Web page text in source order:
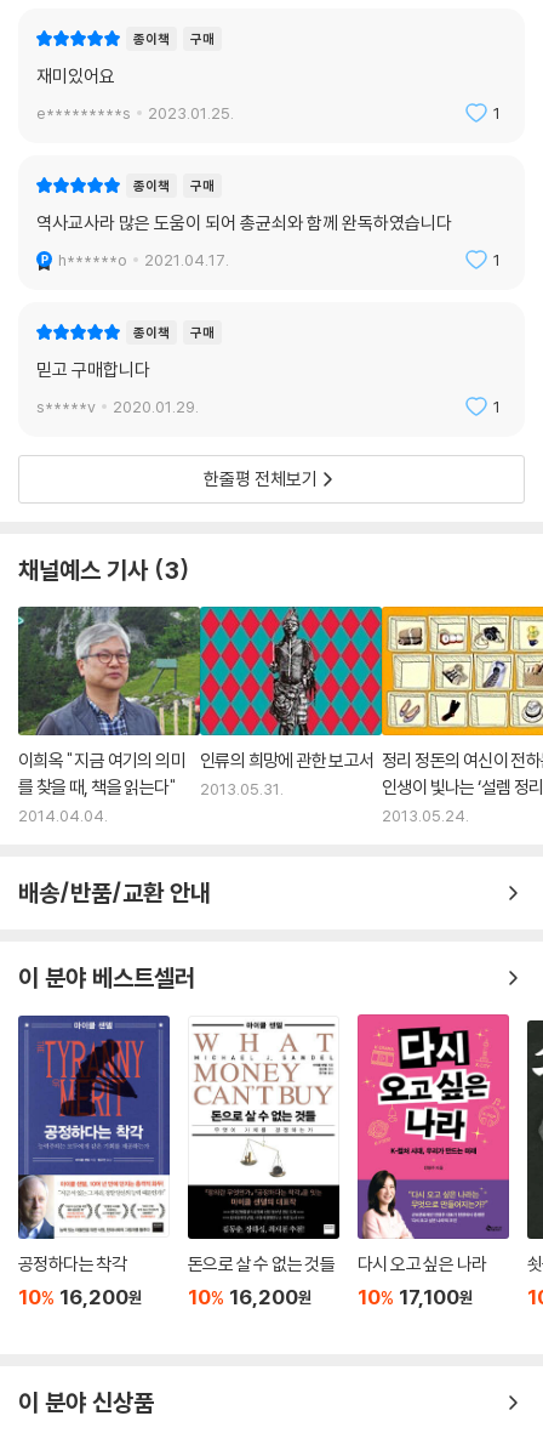
지어 죽이기도 한다. 반면에 서구화된 사회보다 노인에게 더 만족스럽게
생산적 삶을 제공하는 전통사회도 있다. 이런 차이의 뒤에는 환경적인 조
건, 노인의 효용성과 힘, 해당 사회의 가치관과 관습 등과 같은 요인들이 감
많은 사회가 현재의 우리보다 노인을 유효적절하게 활용하며, 노인들에게
더 나은 삶을 제공했다. 전통 사회의 교훈을 받아들이면 현재의 상황을 개
선할 수 있는 해결책을 틀림없이 찾아낼 수 있을 것이다. “내가 뉴기니에서
의 공경은 삶과 죽음의 문제가 된다.” - p.326
위험으로부터 우리를 지키기!
고 대처한다. 그들에게 사고는 임의적으로 혹은 운이 없어 일어나는 것만
은 아니다. 그렇다면 우리는 위험을 명확하게 인식하는 것일까? 우리는 대
위험을 잘못 평가하는 게 아닐까? 하지만 전통사회 사람들은 직접 경험을
통해서, 혹은 친척과 이웃에게 모든 정보를 얻기 때문에 우리보다 정확히
평가하는 것은 아닐까?“나는 뉴기니 사람들에게 많은 것을 배웠지만, 그
런 자세만큼 나에게 깊은 인상을 준 것은 없었다. 나는 이런 교훈을 받아들
여 미국의 삶에서 위험도는 낮지만 자주 반복되는 행위를 행할 때, 예컨대
자동차를 운전할 때, 샤워실에 서 있을 때, 전구를 교환하려고 사다리를 올
라갈 때, 계단을 오르내릴 때, 미끄러운 인도를 걸어갈 때 조심하고 또 조심
한다. 내 조심스런 태도에 친구들은 짜증을 내고, 우스꽝스런 짓이라며 빈
정대기도 한다.” - p.363
왜 세계는 무신론적인 사회가 되지 않은 것일까? 도대체 종교가 분명히 우
종교는 인간 사회에서 중요한 역할을 한다. 만약 세계가 빈곤의 늪에서 허
덕이고, 세계 경제와 생활수준 및 평화가 악화된다면, 종교의 모든 기능 심
지어 초자연적인 기능까지 되살아날 수 있다. 앞으로 30년 후 세상의 흐름
속에서 종교의 미래는 어떻게 될까?
언어의 공용화를 환영해야 할까? 언어의 다양성을 추구해야 할까?
수렵채집인 사회에서 언어 사용자는 수백 명에서 수천 명에 불과하지만,
그 사회의 구성원들은 대체로 여러 언어를 사용한다. 현재의 추세가 계속
된다면 한 세기가 지나기 전에 세계 언어의 95퍼센트가 완전히 소멸될 것
이다. 요즘 미국인들은 어린아이의 언어습득과 이민자의 동화를 방해한다
는 이유로 다언어 사용을 바람직하지 않게 보고 있다. 그러나 최근의 연구
에 따르면 여러 언어를 사용하는 사람들이 다각적 인지가 가능하며, 오랫
인가? 언어는 어떻게 사라지는가? 소수집단 언어는 해로운가? 왜 언어를
보존해야 하는가? 저자는 영어만이 남아서는 안 될 이유가 없지 않느냐고
종이책 구매
재미있어요
e*********s 2023.01.25. 1
종이책 구매
역사교사라 많은 도움이 되어 총균쇠와 함께 완독하였습니다
h******o 2021.04.17. 1
종이책 구매
믿고 구매합니다
s*****v 2020.01.29. 1
한줄평 전체보기
채널예스 기사 3
이희옥 " 지금 여기의 의미
를 찾을 때, 책을 읽는다"
2014.04.04.
인류의 희망에 관한 보고서
2013.05.31.
정리 정돈의 여신이 전
인생이 빛나는 ‘설렘 정
- 5월 넷째 주 신간
2013.05.24.
배송/반품/교환 안내
이 분야 베스트셀러
공정하다는 착각
10% 16,200원
돈으로 살 수 없는 것들
10% 16,200원
다시 오고 싶은 나라
10% 17,100원
이 분야 신상품